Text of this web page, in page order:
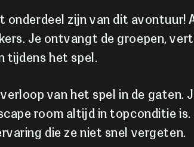
onderdeel zijn van dit avontuur!
Je ontvangt de groepen,
tijdens het spel.
van het spel in de gaten.
room altijd in topconditie is.
die ze niet snel vergeten.